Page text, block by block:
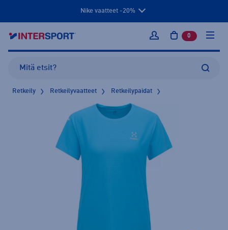
Nike vaatteet -20%
Kirjaudu sisään
0 tuotetta
Retkeily Retkeilyvaatteet Retkeilypaidat